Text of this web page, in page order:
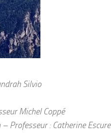
Silvio
Michel Coppé
Professeur : Catherine Escure